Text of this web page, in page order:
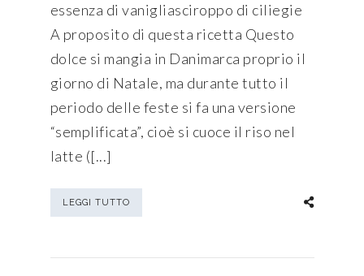
essenza di vanigliasciroppo di ciliegie
A proposito di questa ricetta Questo
dolce si mangia in Danimarca proprio il
giorno di Natale, ma durante tutto il
periodo delle feste si fa una versione
“semplificata”, cioè si cuoce il riso nel
latte ([...]
LEGGI TUTTO